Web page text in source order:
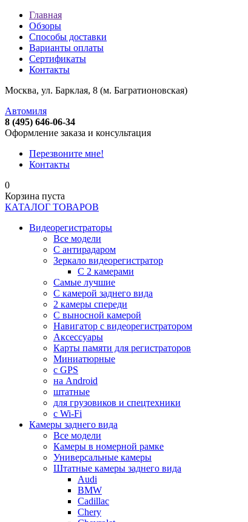
Главная
Обзоры
Способы доставки
Варианты оплаты
Сертификаты
Контакты
Москва, ул. Барклая, 8 (м. Багратионовская)
Автомиля
8 (495) 646-06-34
Оформление заказа и консультация
Перезвоните мне!
Контакты
0
Корзина пуста
КАТАЛОГ ТОВАРОВ
Видеорегистраторы
Все модели
C антирадаром
Зеркало видеорегистратор
С 2 камерами
Самые лучшие
С камерой заднего вида
2 камеры спереди
С выносной камерой
Навигатор с видеорегистратором
Аксессуары
Карты памяти для регистраторов
Миниатюрные
с GPS
на Android
штатные
для грузовиков и спецтехники
с Wi-Fi
Камеры заднего вида
Все модели
Камеры в номерной рамке
Универсальные камеры
Штатные камеры заднего вида
Audi
BMW
Cadillac
Chery